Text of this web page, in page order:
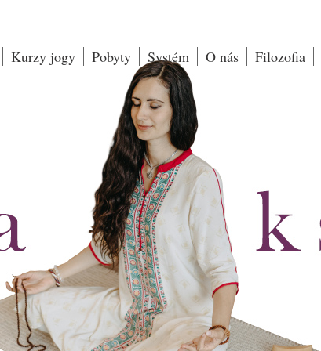
Kurzy jogy Pobyty Systém O nás Filozofia